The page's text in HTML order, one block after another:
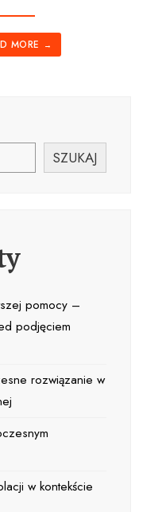
MORE →
SZUKAJ
pomocy –
podjęciem
rozwiązanie w
w kontekście